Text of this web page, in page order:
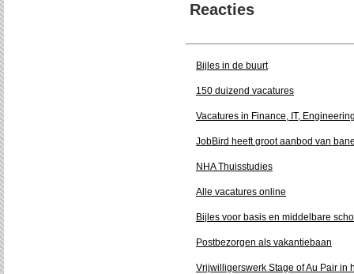
Reacties
Bijles in de buurt
150 duizend vacatures
Vacatures in Finance, IT,
JobBird heeft groot aanbod van
NHA Thuisstudies
Alle vacatures online
Bijles voor basis en middelbare
Postbezorgen als vakantiebaan
Vrijwilligerswerk Stage of Au Pair in